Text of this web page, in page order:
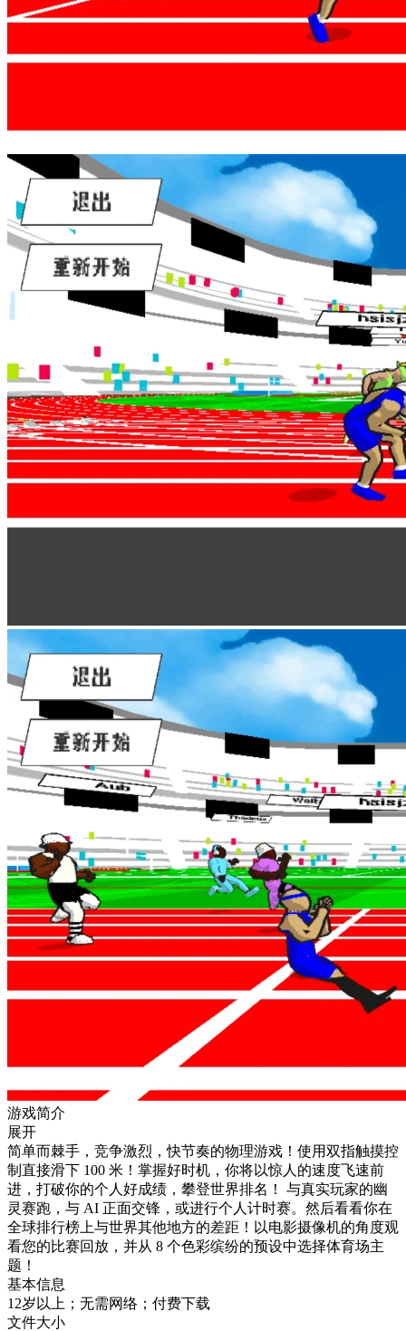
游戏简介
展开
简单而棘手，竞争激烈，快节奏的物理游戏！使用双指触摸控
制直接滑下 100 米！掌握好时机，你将以惊人的速度飞速前
进，打破你的个人好成绩，攀登世界排名！ 与真实玩家的幽
灵赛跑，与 AI 正面交锋，或进行个人计时赛。然后看看你在
全球排行榜上与世界其他地方的差距！以电影摄像机的角度观
看您的比赛回放，并从 8 个色彩缤纷的预设中选择体育场主
题！
基本信息
12岁以上；无需网络；付费下载
文件大小